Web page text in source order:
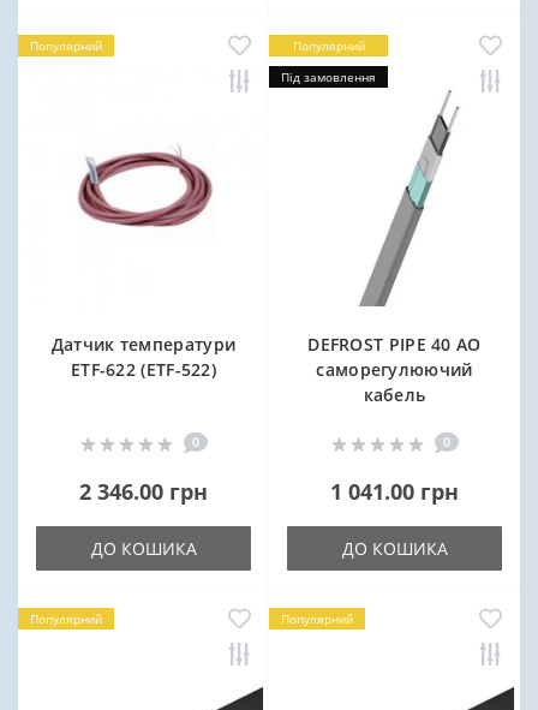
Популярний
Датчик температури
ETF-622 (ETF-522)
0
2 346.00 грн
ДО КОШИКА
Популярний
Під замовлення
DEFROST PIPE 40 AO
саморегулюючий
кабель
0
1 041.00 грн
ДО КОШИКА
Популярний Популярний